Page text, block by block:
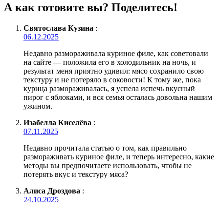
А как готовите вы? Поделитесь!
Святослава Кузина :
06.12.2025
Недавно размораживала куриное филе, как советовали
на сайте — положила его в холодильник на ночь, и
результат меня приятно удивил: мясо сохранило свою
текстуру и не потеряло в соковости! К тому же, пока
курица размораживалась, я успела испечь вкусный
пирог с яблоками, и вся семья осталась довольна нашим
ужином.
Изабелла Киселёва :
07.11.2025
Недавно прочитала статью о том, как правильно
размораживать куриное филе, и теперь интересно, какие
методы вы предпочитаете использовать, чтобы не
потерять вкус и текстуру мяса?
Алиса Дроздова :
24.10.2025